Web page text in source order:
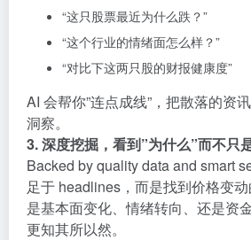
“这只股票最近为什么跌？”
“这个行业的情绪面怎么样？”
“对比下这两只股的财报健康度”
AI 会帮你”连点成线”，把散落的资
洞察。
3. 深度挖掘，看到”为什么”而不只
Backed by quality data and smart
足于 headlines，而是找到价格变
是基本面变化、情绪转向、还是资
更知其所以然。